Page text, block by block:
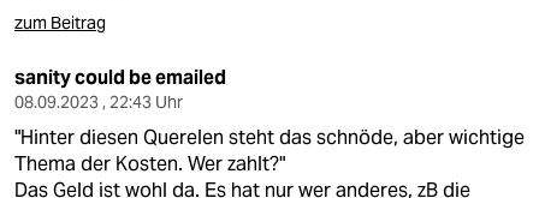
zum Beitrag
sanity could be emailed
08.09.2023 , 22:43 Uhr
"Hinter diesen Querelen steht das schnöde, aber wichtige
Thema der Kosten. Wer zahlt?"
Das Geld ist wohl da. Es hat nur wer anderes, zB die